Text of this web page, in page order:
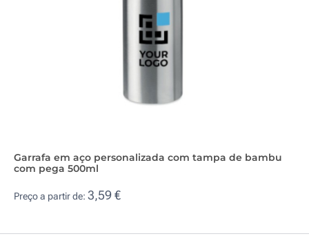
Garrafa em aço personalizada com tampa de bambu
com pega 500ml
Preço a partir de: 3,59 €